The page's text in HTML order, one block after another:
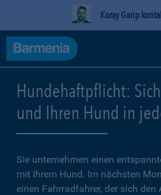
Koray Garip
Hundehaftpflicht:
und Ihren Hund in
Sie unternehmen einen
mit Ihrem Hund. Im nächsten
einen Fahrradfahrer, der sich den